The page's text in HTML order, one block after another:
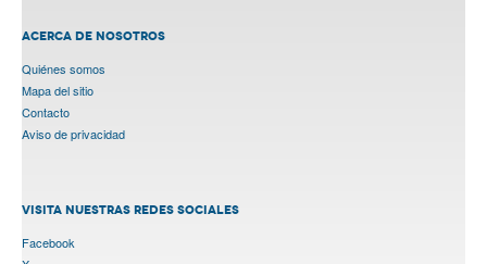
ACERCA DE NOSOTROS
Quiénes somos
Mapa del sitio
Contacto
Aviso de privacidad
VISITA NUESTRAS REDES SOCIALES
Facebook